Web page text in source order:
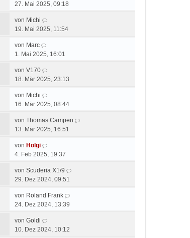
27. Mai 2025, 09:18
von Michi
19. Mai 2025, 11:54
von Marc
1. Mai 2025, 16:01
von V170
18. Mär 2025, 23:13
von Michi
16. Mär 2025, 08:44
von Thomas Campen
13. Mär 2025, 16:51
von Holgi
4. Feb 2025, 19:37
von Scuderia X1/9
29. Dez 2024, 09:51
von Roland Frank
24. Dez 2024, 13:39
von Goldi
10. Dez 2024, 10:12